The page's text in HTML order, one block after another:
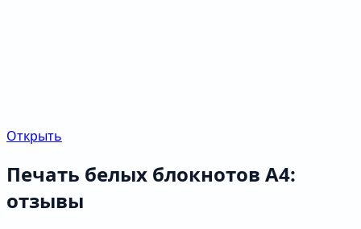
Открыть
Печать белых блокнотов А4:
отзывы